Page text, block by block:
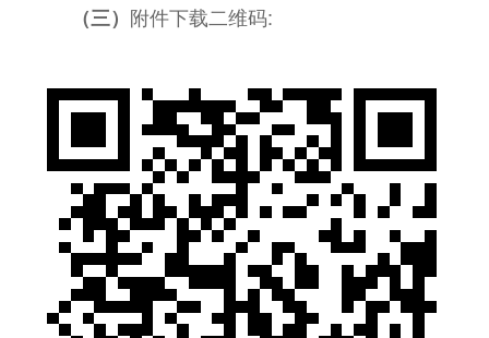
（三） 附件下载二维码: